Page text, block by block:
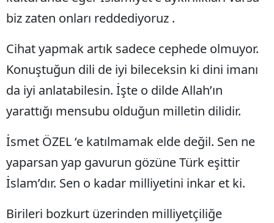
biz zaten onları reddediyoruz .
Cihat yapmak artık sadece cephede olmuyor.
Konuştuğun dili de iyi bileceksin ki dini imanı
da iyi anlatabilesin. İşte o dilde Allah’ın
yarattığı mensubu olduğun milletin dilidir.
İsmet ÖZEL ‘e katılmamak elde değil. Sen ne
yaparsan yap gavurun gözüne Türk eşittir
İslam’dır. Sen o kadar milliyetini inkar et ki.
Birileri bozkurt üzerinden milliyetçiliğe